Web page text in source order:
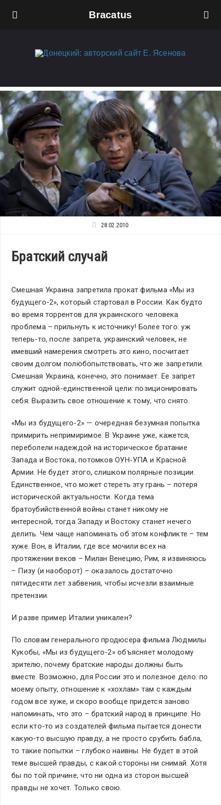
Bracatus
28.02.2010
Братский случай
Смешная Украина запретила прокат фильма «Мы из
будущего-2», который стартовал в России. Как будто
во время торрентов для украинского человека
проблема – прильнуть к источнику! Более того: уж
теперь-то, после запрета, украинский человек, не
имевший намерения смотреть это кино, посчитает
своим долгом полюбопытствовать, что же запретили.
Смешная Украина, конечно, это понимает. Ее запрет
служит одной-единственной цели: позиционировать
себя. Выразить свое отношение к тому, что снято.
«Мы из будущего-2» — очередная безумная попытка
примирить непримиримое. В Украине уже, кажется,
переболели надеждой на историческое братание
Запада и Востока, потомков ОУН-УПА и Красной
Армии. Не будет этого, слишком полярные позиции.
Единственное, что может стереть эту грань – потеря
исторической актуальности. Когда тема
братоубийственной войны станет никому не
интересной, тогда Западу и Востоку станет нечего
делить. Чем чаще напоминать об этом конфликте – тем
хуже. Вон, в Италии, где все мочили всех на
протяжении веков – Милан Венецию, Рим, я извиняюсь
– Пизу (и наоборот) – оказалось достаточно
пятидесяти лет забвения, чтобы исчезли взаимные
претензии.
И разве пример Италии уникален?
По словам генерального продюсера фильма Людмилы
Кукобы, «Мы из будущего-2» объясняет молодому
зрителю, почему братские народы должны быть
вместе. Возможно, для России это и полезное дело: по
моему опыту, отношение к «хохлам» там с каждым
годом все хуже, и скоро вообще придется заново
напоминать, что это – братский народ в принципе. Но
если кто-то из создателей фильма пытается донести
какую-то высшую правду, а не просто срубить бабла,
то такие попытки – глубоко наивны. Не будет в этой
теме высшей правды, с какой стороны ни снимай. Хотя
бы по той причине, что ни одна из сторон высшей
правды не хочет. Только свою.